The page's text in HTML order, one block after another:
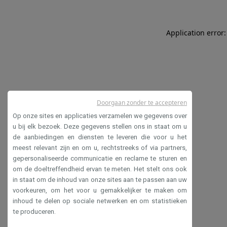
Application
Op onze sites en applicaties verzamelen we gegevens over
u bij elk bezoek. Deze gegevens stellen ons in staat om u
de aanbiedingen en diensten te leveren die voor u het
meest relevant zijn en om u, rechtstreeks of via partners,
gepersonaliseerde communicatie en reclame te sturen en
om de doeltreffendheid ervan te meten. Het stelt ons ook
in staat om de inhoud van onze sites aan te passen aan uw
voorkeuren, om het voor u gemakkelijker te maken om
inhoud te delen op sociale netwerken en om statistieken
te produceren.
Doorgaan zonder te accepteren